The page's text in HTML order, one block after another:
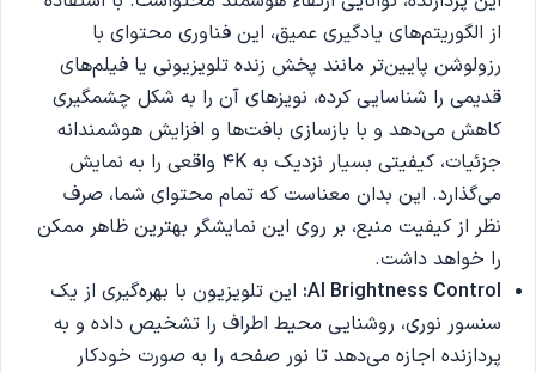
از الگوریتم‌های یادگیری عمیق، این فناوری محتوای با
رزولوشن پایین‌تر مانند پخش زنده تلویزیونی یا فیلم‌های
قدیمی را شناسایی کرده، نویزهای آن را به شکل چشمگیری
کاهش می‌دهد و با بازسازی بافت‌ها و افزایش هوشمندانه
جزئیات، کیفیتی بسیار نزدیک به 4K واقعی را به نمایش
می‌گذارد. این بدان معناست که تمام محتوای شما، صرف
نظر از کیفیت منبع، بر روی این نمایشگر بهترین ظاهر ممکن
را خواهد داشت.
AI Brightness Control: این تلویزیون با بهره‌گیری از یک
سنسور نوری، روشنایی محیط اطراف را تشخیص داده و به
پردازنده اجازه می‌دهد تا نور صفحه را به صورت خودکار